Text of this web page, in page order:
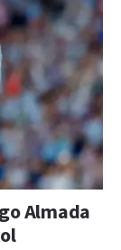
Almada